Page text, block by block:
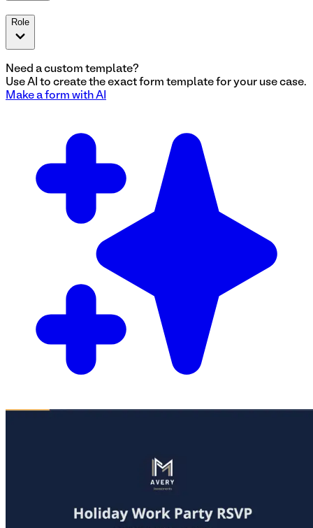
Role
Need a custom template?
Use AI to create the exact form template for your use case.
Make a form with AI